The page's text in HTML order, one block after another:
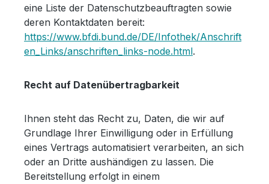
eine Liste der Datenschutzbeauftragten sowie
deren Kontaktdaten bereit:
https://www.bfdi.bund.de/DE/Infothek/Anschrift
en_Links/anschriften_links-node.html.
Recht auf Datenübertragbarkeit
Ihnen steht das Recht zu, Daten, die wir auf
Grundlage Ihrer Einwilligung oder in Erfüllung
eines Vertrags automatisiert verarbeiten, an sich
oder an Dritte aushändigen zu lassen. Die
Bereitstellung erfolgt in einem